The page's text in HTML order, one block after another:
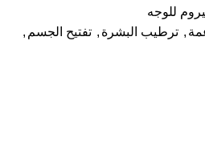
للوجه
, ترطيب البشرة , تفتيح الجسم ,